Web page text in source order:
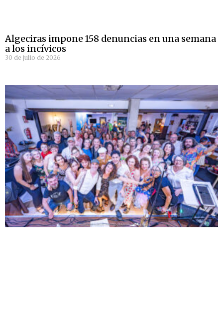
Algeciras impone 158 denuncias en una semana
a los incívicos
30 de julio de 2026